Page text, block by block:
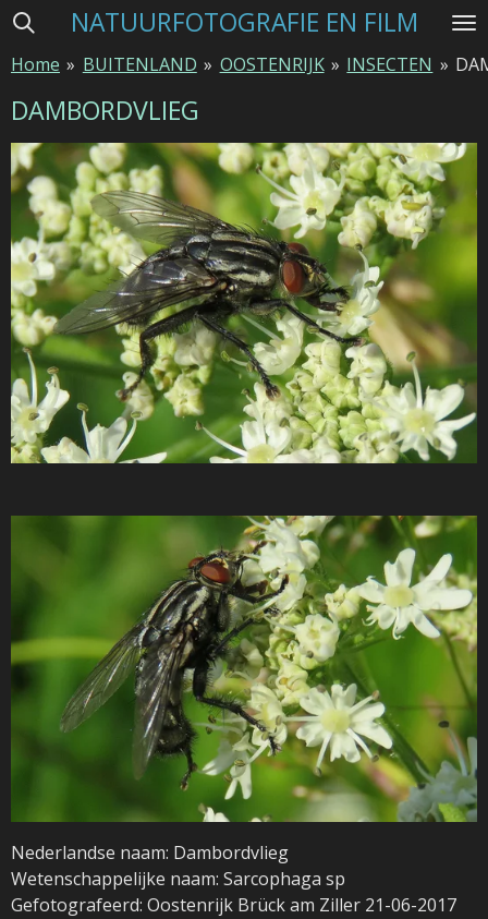
Ga
naar
de
NATUURFOTOGRAFIE EN FILM
Home » BUITENLAND » OOSTENRIJK » INSECTEN »
DAMBORDVLIEG
Nederlandse naam: Dambordvlieg
Wetenschappelijke naam: Sarcophaga sp
Gefotografeerd: Oostenrijk Brück am Ziller 21-06-2017